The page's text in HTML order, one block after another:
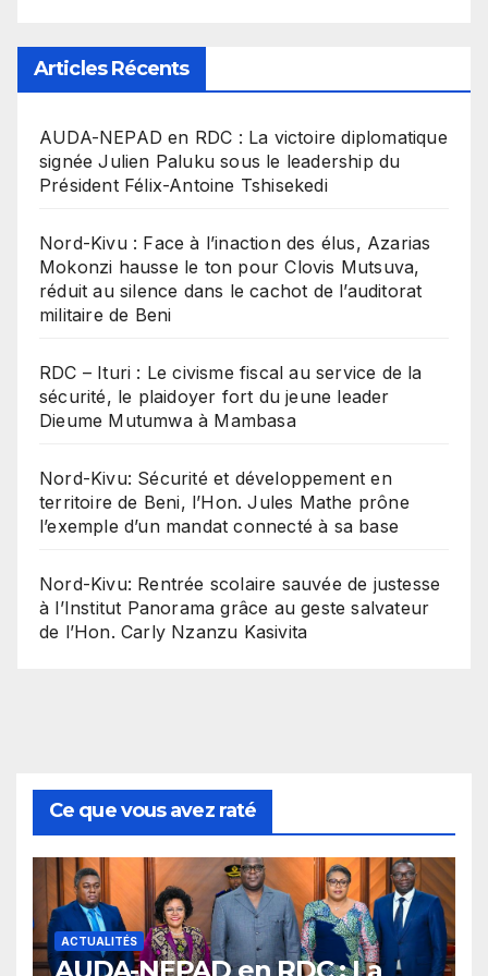
Articles Récents
​AUDA-NEPAD en RDC : La victoire diplomatique
signée Julien Paluku sous le leadership du
Président Félix-Antoine Tshisekedi
Nord-Kivu : Face à l’inaction des élus, Azarias
Mokonzi hausse le ton pour Clovis Mutsuva,
réduit au silence dans le cachot de l’auditorat
militaire de Beni
RDC – Ituri : Le civisme fiscal au service de la
sécurité, le plaidoyer fort du jeune leader
Dieume Mutumwa à Mambasa
Nord-Kivu: Sécurité et développement en
territoire de Beni, l’Hon. Jules Mathe prône
l’exemple d’un mandat connecté à sa base
Nord-Kivu: Rentrée scolaire sauvée de justesse
à l’Institut Panorama grâce au geste salvateur
de l’Hon. Carly Nzanzu Kasivita
Ce que vous avez raté
ACTUALITÉS
​AUDA-NEPAD en RDC : La